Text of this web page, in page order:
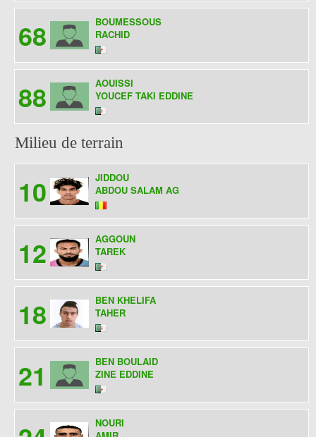
68
BOUMESSOUS
RACHID
88
AOUISSI
YOUCEF TAKI EDDINE
Milieu de terrain
10
JIDDOU
ABDOU SALAM AG
12
AGGOUN
TAREK
18
BEN KHELIFA
TAHER
21
BEN BOULAID
ZINE EDDINE
NOURI